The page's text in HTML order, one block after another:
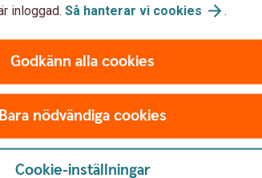
och miljö ska
kan man få
Man föreslår också
och ger ett
bättre vägledning i hur
inloggad. Så hanterar vi cookies .
Godkänn alla cookies
Bara nödvändiga cookies
Cookie-inställningar